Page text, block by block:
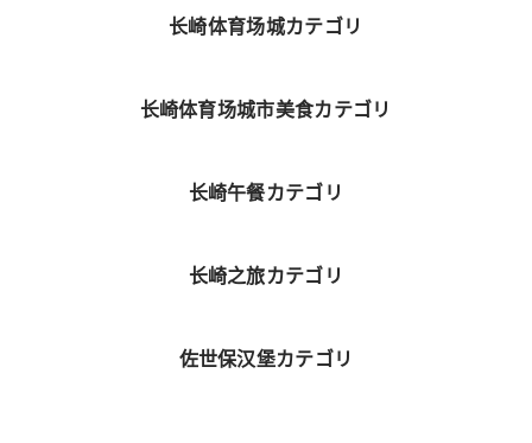
长崎体育场城カテゴリ
长崎体育场城市美食カテゴリ
长崎午餐カテゴリ
长崎之旅カテゴリ
佐世保汉堡カテゴリ